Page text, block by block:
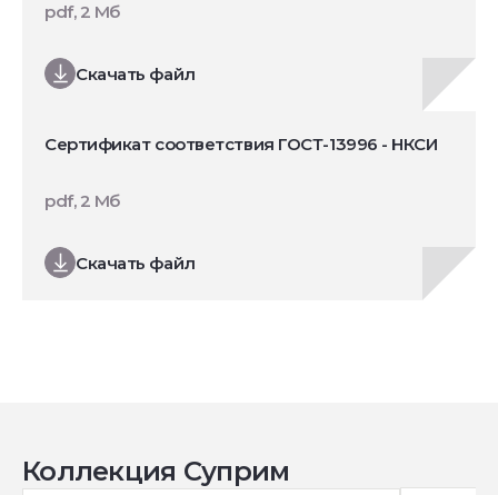
Скачать файл
pdf, 2 Мб
Сертификат соответствия ГОСТ-13996 - НКСИ
Скачать файл
pdf, 2 Мб
Коллекция Суприм